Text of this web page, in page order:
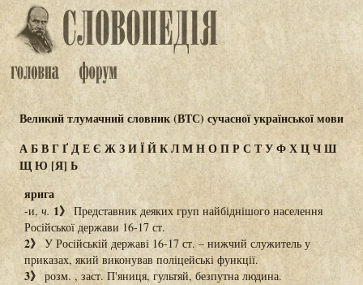
Великий тлумачний словник (ВТС) сучасної української мови
АБВГҐДЕЄ ЖЗИЇЙКЛМНОПРС ТУФХЦЧШ
ЩЮ [Я]Ь
ярига
-и, ч. 1》 Представник деяких груп найбіднішого населення
Російської держави 16-17 ст.
2》 У Російській державі 16-17 ст. – нижчий служитель у
приказах, який виконував поліцейські функції.
3》 розм. , заст. П'яниця, гультяй, безпутна людина.